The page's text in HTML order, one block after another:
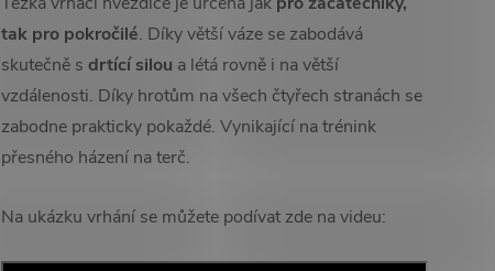
tak pro pokročilé. Díky větší váze se zabodává
skutečně s drtící silou a létá rovně i na větší
vzdálenosti. Díky hrotům na všech čtyřech stranách se
zabodne prakticky pokaždé. Vynikající na trénink
přesného házení na terč.
Na ukázku vrhání se můžete podívat zde na videu: